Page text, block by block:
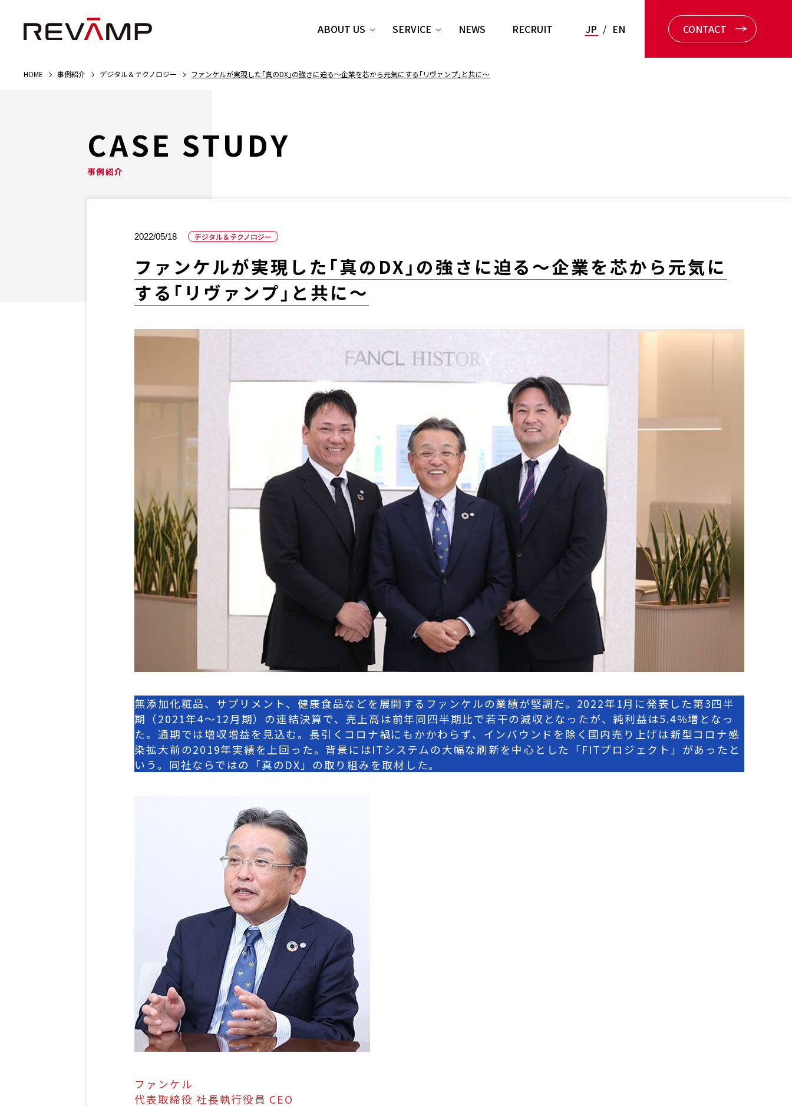
ABOUT US SERVICE NEWS RECRUIT JP / EN CONTACT
HOME 事例紹介 デジタル＆テクノロジー ファンケルが実現した｢真のDX｣の強さに迫る～企業を芯から元気にする｢リヴァンプ｣と共に～
CASE STUDY
事例紹介
2022/05/18 デジタル＆テクノロジー
ファンケルが実現した｢真のDX｣の強さに迫る～企業を芯から元気に
する｢リヴァンプ｣と共に～
無添加化粧品、サプリメント、健康食品などを展開するファンケルの業績が堅調だ。2022年1月に発表した第3四半
期（2021年4〜12月期）の連結決算で、売上高は前年同四半期比で若干の減収となったが、純利益は5.4%増となっ
た。通期では増収増益を見込む。長引くコロナ禍にもかかわらず、インバウンドを除く国内売り上げは新型コロナ感
染拡大前の2019年実績を上回った。背景にはITシステムの大幅な刷新を中心とした「FITプロジェクト」があったと
いう。同社ならではの「真のDX」の取り組みを取材した。
ファンケル
代表取締役 社長執行役員 CEO